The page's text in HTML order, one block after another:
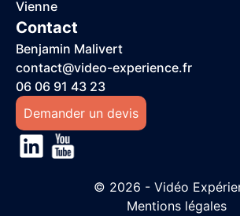
Vienne
Contact
Benjamin Malivert
contact@video-experience.fr
06 06 91 43 23
Demander un devis
© 2026 - Vidéo
Mentions légales